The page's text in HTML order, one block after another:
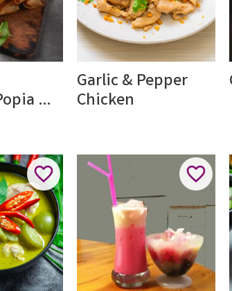
Garlic & Pepper
Chicken
Lägg till i favoriter Lägg